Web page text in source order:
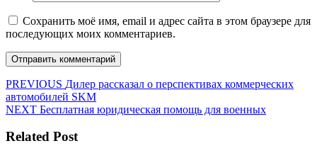
Сохранить моё имя, email и адрес сайта в этом браузере для
последующих моих комментариев.
Навигация
по
PREVIOUS Предыдущая
запись:
Дилер рассказал о перспективах коммерческих
автомобилей SKM
NEXT Следующая
Бесплатная юридическая помощь для военных
Related Post